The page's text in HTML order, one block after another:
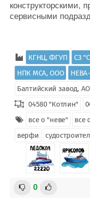
конструкторскими,
сервисными
КГНЦ, ФГУП СЗ
НПК МСА, ООО
Балтийский завод, АО
04580 "Котлин"
все о "неве"
все
верфи
0